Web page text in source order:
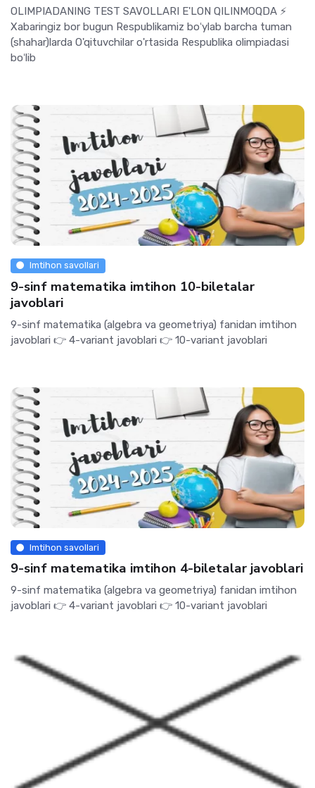
OLIMPIADANING TEST SAVOLLARI E'LON QILINMOQDA ⚡️
Xabaringiz bor bugun Respublikamiz boʻylab barcha tuman
(shahar)larda O'qituvchilar o'rtasida Respublika olimpiadasi
boʻlib
Imtihon savollari
9-sinf matematika imtihon 10-biletalar
javoblari
9-sinf matematika (algebra va geometriya) fanidan imtihon
javoblari 👉 4-variant javoblari 👉 10-variant javoblari
Imtihon savollari
9-sinf matematika imtihon 4-biletalar javoblari
9-sinf matematika (algebra va geometriya) fanidan imtihon
javoblari 👉 4-variant javoblari 👉 10-variant javoblari